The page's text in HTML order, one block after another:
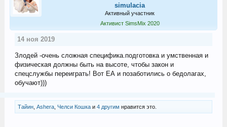
simulacia
Активный участник
Активист SimsMix 2020
14 ноя 2019
Злодей -очень сложная специфика.подготовка и умственная и
физическая должны быть на высоте, чтобы закон и
спецслужбы переиграть! Вот ЕА и позаботились о бедолагах,
обучают)))
Тайин, Ashera, Челси Кошкаи 4 другим нравится это.